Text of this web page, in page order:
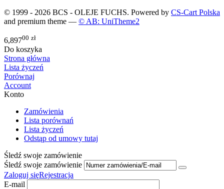
© 1999 - 2026 BCS - OLEJE FUCHS. Powered by CS-Cart Polska
and premium theme — © AB: UniTheme2
6,89700 zł
Do koszyka
Strona główna
Lista życzeń
Porównaj
Account
Konto
Zamówienia
Lista porównań
Lista życzeń
Odstąp od umowy tutaj
Śledź swoje zamówienie
Śledź swoje zamówienie
Zaloguj sięRejestracja
E-mail